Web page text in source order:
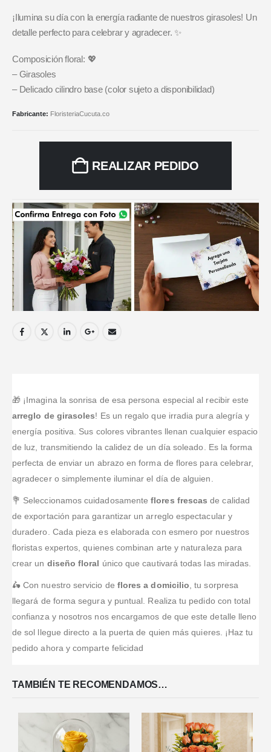
¡Ilumina su día con la energía radiante de nuestros girasoles! Un
detalle perfecto para celebrar y agradecer. ✨
Composición floral: 💖
– Girasoles
– Delicado cilindro base (color sujeto a disponibilidad)
Fabricante: FloristeriaCucuta.co
REALIZAR PEDIDO
🎁 ¡Imagina la sonrisa de esa persona especial al recibir este
arreglo de girasoles! Es un regalo que irradia pura alegría y
energía positiva. Sus colores vibrantes llenan cualquier espacio
de luz, transmitiendo la calidez de un día soleado. Es la forma
perfecta de enviar un abrazo en forma de flores para celebrar,
agradecer o simplemente iluminar el día de alguien.
💐 Seleccionamos cuidadosamenteflores frescas de calidad
de exportación para garantizar un arreglo espectacular y
duradero. Cada pieza es elaborada con esmero por nuestros
floristas expertos, quienes combinan arte y naturaleza para
crear un diseño floral único que cautivará todas las miradas.
🛵 Con nuestro servicio de flores a domicilio , tu sorpresa
llegará de forma segura y puntual. Realiza tu pedido con total
confianza y nosotros nos encargamos de que este detalle lleno
de sol llegue directo a la puerta de quien más quieres. ¡Haz tu
pedido ahora y comparte felicidad
TAMBIÉN TE RECOMENDAMOS…